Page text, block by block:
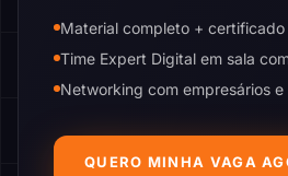
Material completo + certificado
Time Expert Digital em sala
Networking com empresários e
QUERO MINHA VAGA